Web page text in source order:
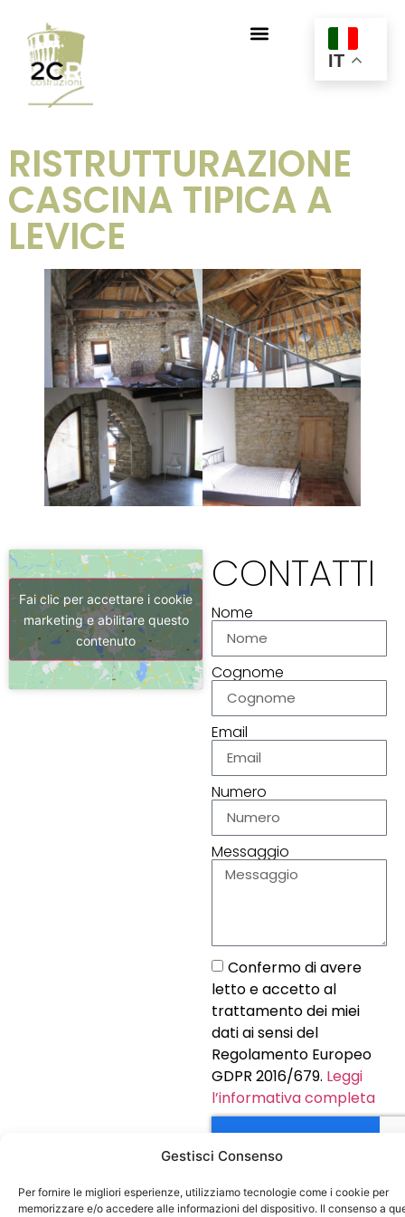
Gestisci Consenso
Per fornire le migliori esperienze, utilizziamo tecnologie come i cookie per
memorizzare e/o accedere alle informazioni del dispositivo. Il consenso a
IT
RISTRUTTURAZIONE
CASCINA TIPICA A
LEVICE
Fai clic per accettare i cookie
marketing e abilitare questo
contenuto
CONTATTI
Nome
Cognome
Email
Numero
Messaggio
Confermo di avere
letto e accetto al
trattamento dei miei
dati ai sensi del
Regolamento Europeo
GDPR 2016/679. Leggi
l’informativa completa
INVIA